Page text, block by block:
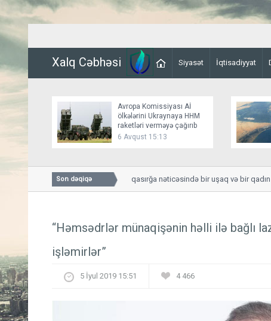
Xalq Cəbhəsi Siyasət İqtisadiyyat
Avropa Komissiyası Aİ
ölkələrini Ukraynaya HHM
raketləri verməyə çağırıb
6 Avqust 15:13
Son dəqiqə
Smolenskdə güclü qasırğa nəticəsində bir uşaq və bir qadın
“Həmsədrlər münaqişənin həlli ilə bağlı
işləmirlər”
5 İyul 2019 15:51 4 466